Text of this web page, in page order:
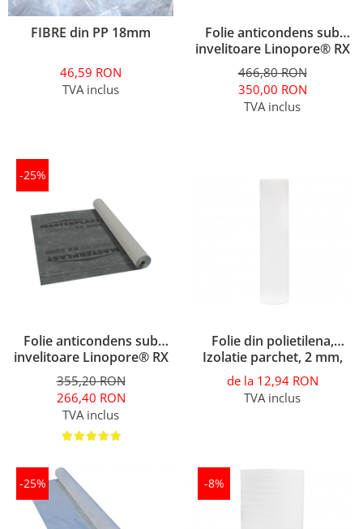
FIBRE din PP 18mm
46,59 RON
TVA inclus
Folie anticondens sub
invelitoare Linopore® RX
5000 ( 75m2)
466,80 RON
350,00 RON
TVA inclus
-25%
Folie anticondens sub
invelitoare Linopore® RX
3000 ( 75m2 )
355,20 RON
266,40 RON
TVA inclus
Folie din polietilena,
Izolatie parchet, 2 mm,
ISOFOAM IF
de la 12,94 RON
TVA inclus
-25% -8%